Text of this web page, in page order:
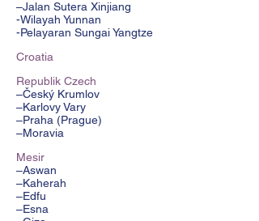
–Jalan Sutera Xinjiang
-Wilayah Yunnan
-Pelayaran Sungai Yangtze
Croatia
Republik Czech
–Český Krumlov
–Karlovy Vary
–Praha (Prague)
–Moravia
Mesir
–Aswan
–Kaherah
–Edfu
–Esna